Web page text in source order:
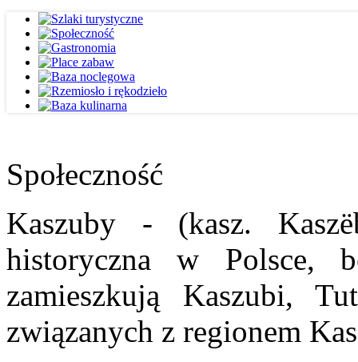
Społeczność
Kaszuby - (kasz.
historyczna w Polsce,
zamieszkują Kaszubi,
związanych z regionem